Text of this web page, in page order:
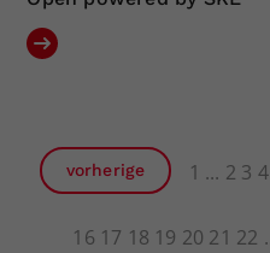
vorherige 1 2 3 4
16 17 18 19 20 21 22